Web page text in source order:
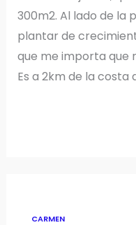
300m2. Al lado de la
plantar de
que me importa que
Es a 2km de la costa
CARMEN